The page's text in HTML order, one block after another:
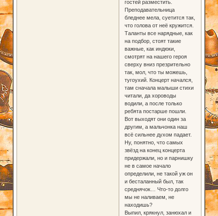
гостей разместить.
Преподавательница
бледнее мела, суетится так,
что голова от неё кружится.
Таланты все нарядные, как
на подбор, стоят такие
важные, как индюки,
смотрят на нашего героя
сверху вниз презрительно
так, мол, что ты можешь,
тугоухий. Концерт начался,
там сначала малыши стихи
читали, да хороводы
водили, а после только
ребята постарше пошли.
Вот выходят они один за
другим, а мальчонка наш
всё сильнее духом падает.
Ну, понятно, что самых
звёзд на конец концерта
придержали, но и парнишку
не в самое начало
определили, не такой уж он
и бесталанный был, так
среднячок… Что-то долго
мы не наливаем, не
находишь?
Выпил, крякнул, занюхал и